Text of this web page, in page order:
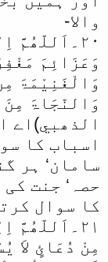
والا-
وَعَزَائِمَ
وَالْغَنِیْمَۃَ
وَالنّجَاۃَ
الذھبي)اے
اسباب کا
سامان‘ ہر
حصہ‘ جنت
کا سوال
۲۱۔اَللّھُمَّ
مِنْ دُعَائٍ لاَ